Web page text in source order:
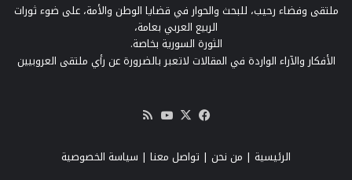
ملتقى وفضاء رحيب، للبحث والحوار في قضايا الوطن والأمة، على ضوء ثورات
الربيع العربي بعامة،
الثورة السورية بخاصة.
الأفكار والآراء الواردة في المقالات لاتعبر بالضرورة عن رأي ملتقى العروبيين
فيسبوك
‫X
‫YouTube
RSS
الرئيسية | من نحن | تواصل معنا | سياسة الخصوصية